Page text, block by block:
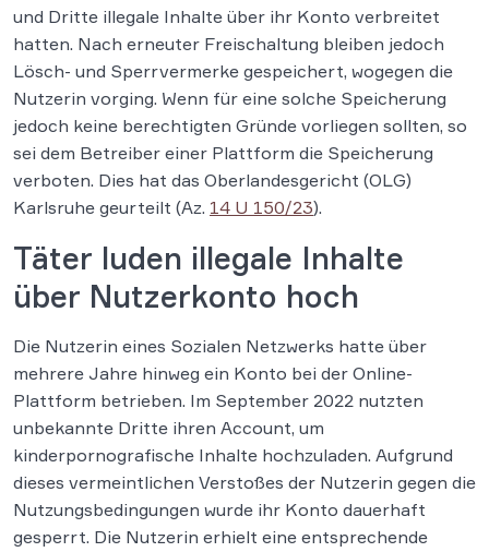
und Dritte illegale Inhalte über ihr Konto verbreitet
hatten. Nach erneuter Freischaltung bleiben jedoch
Lösch- und Sperrvermerke gespeichert, wogegen die
Nutzerin vorging. Wenn für eine solche Speicherung
jedoch keine berechtigten Gründe vorliegen sollten, so
sei dem Betreiber einer Plattform die Speicherung
verboten. Dies hat das Oberlandesgericht (OLG)
Karlsruhe geurteilt (Az. 14 U 150/23).
Täter luden illegale Inhalte
über Nutzerkonto hoch
Die Nutzerin eines Sozialen Netzwerks hatte über
mehrere Jahre hinweg ein Konto bei der Online-
Plattform betrieben. Im September 2022 nutzten
unbekannte Dritte ihren Account, um
kinderpornografische Inhalte hochzuladen. Aufgrund
dieses vermeintlichen Verstoßes der Nutzerin gegen die
Nutzungsbedingungen wurde ihr Konto dauerhaft
gesperrt. Die Nutzerin erhielt eine entsprechende